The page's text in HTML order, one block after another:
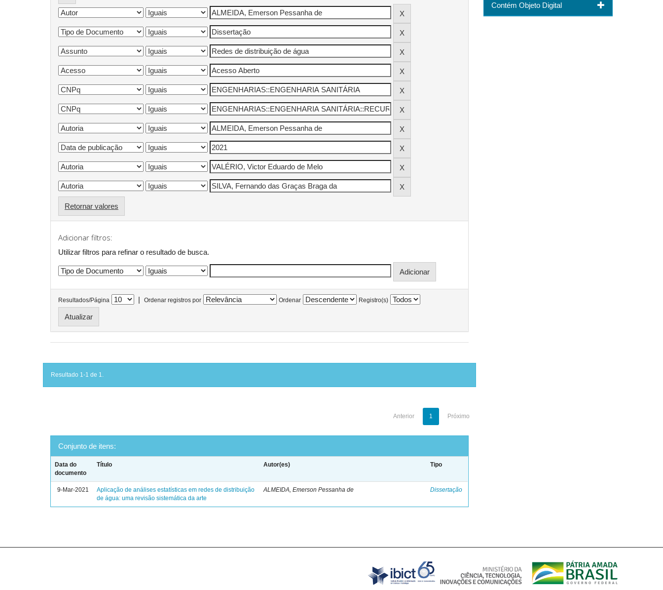
Retornar valores
Adicionar filtros:
Utilizar filtros para refinar o resultado de busca.
Resultados/Página | Ordenar registros por Ordenar Registro(s)
Resultado 1-1 de 1.
Anterior 1 Próximo
Conjunto de itens:
Data do
documento
Título Autor(es) Tipo
9-Mar-2021
Aplicação de análises estatísticas em redes de distribuição
de água: uma revisão sistemática da arte
ALMEIDA, Emerson Pessanha de Dissertação
Contém Objeto Digital